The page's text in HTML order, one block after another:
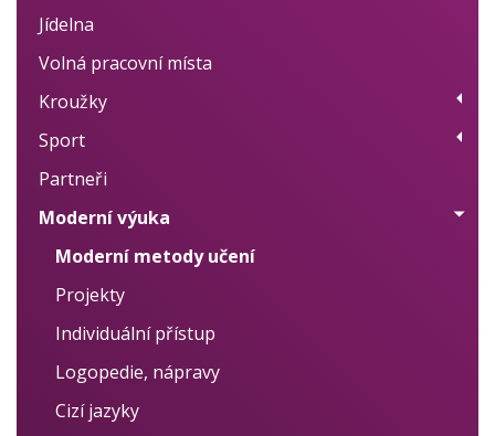
Fotogalerie
Dokumenty
BELLhop systém
Jídelna
Volná pracovní místa
Kroužky
Přehled kroužků
Sport
Plán akcí
Výsledky
Partneři
Moderní výuka
Moderní metody učení
Projekty
Individuální přístup
Logopedie, nápravy
Cizí jazyky